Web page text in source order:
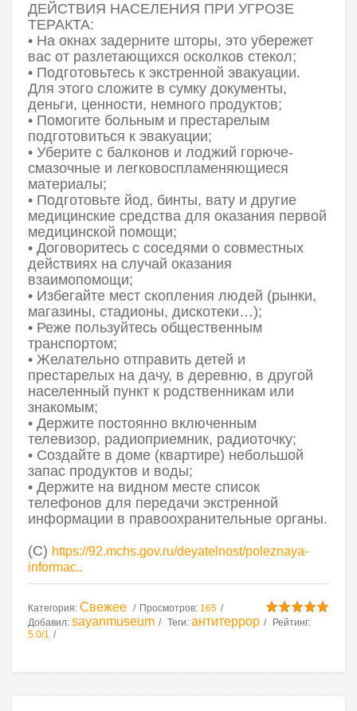
ДЕЙСТВИЯ НАСЕЛЕНИЯ ПРИ УГРОЗЕ
ТЕРАКТА:
• На окнах задерните шторы, это убережет
вас от разлетающихся осколков стекол;
• Подготовьтесь к экстренной эвакуации.
Для этого сложите в сумку документы,
деньги, ценности, немного продуктов;
• Помогите больным и престарелым
подготовиться к эвакуации;
• Уберите с балконов и лоджий горюче-
смазочные и легковоспламеняющиеся
материалы;
• Подготовьте йод, бинты, вату и другие
медицинские средства для оказания первой
медицинской помощи;
• Договоритесь с соседями о совместных
действиях на случай оказания
взаимопомощи;
• Избегайте мест скопления людей (рынки,
магазины, стадионы, дискотеки…);
• Реже пользуйтесь общественным
транспортом;
• Желательно отправить детей и
престарелых на дачу, в деревню, в другой
населенный пункт к родственникам или
знакомым;
• Держите постоянно включенным
телевизор, радиоприемник, радиоточку;
• Создайте в доме (квартире) небольшой
запас продуктов и воды;
• Держите на видном месте список
телефонов для передачи экстренной
информации в правоохранительные органы.
(С) https://92.mchs.gov.ru/deyatelnost/poleznaya-
informac..
Категория: Свежее Просмотров: 165
Добавил: sayanmuseum Теги: антитеррор Рейтинг:
5.0/1